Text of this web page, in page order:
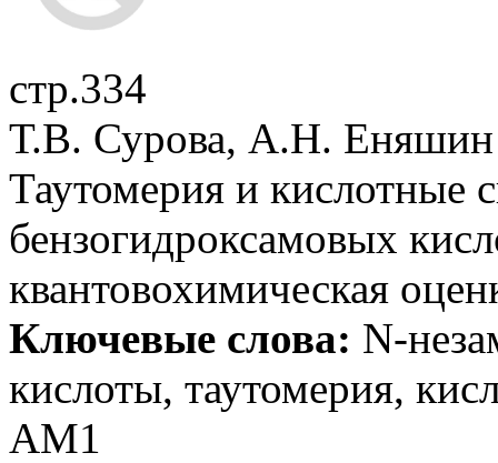
стр.334
Т.В. Сурова, А.Н. Еняшин
Таутомерия и кислотные
бензогидроксамовых
квантовохимическая
Ключевые слова: N-
кислоты, таутомерия,
АМ1